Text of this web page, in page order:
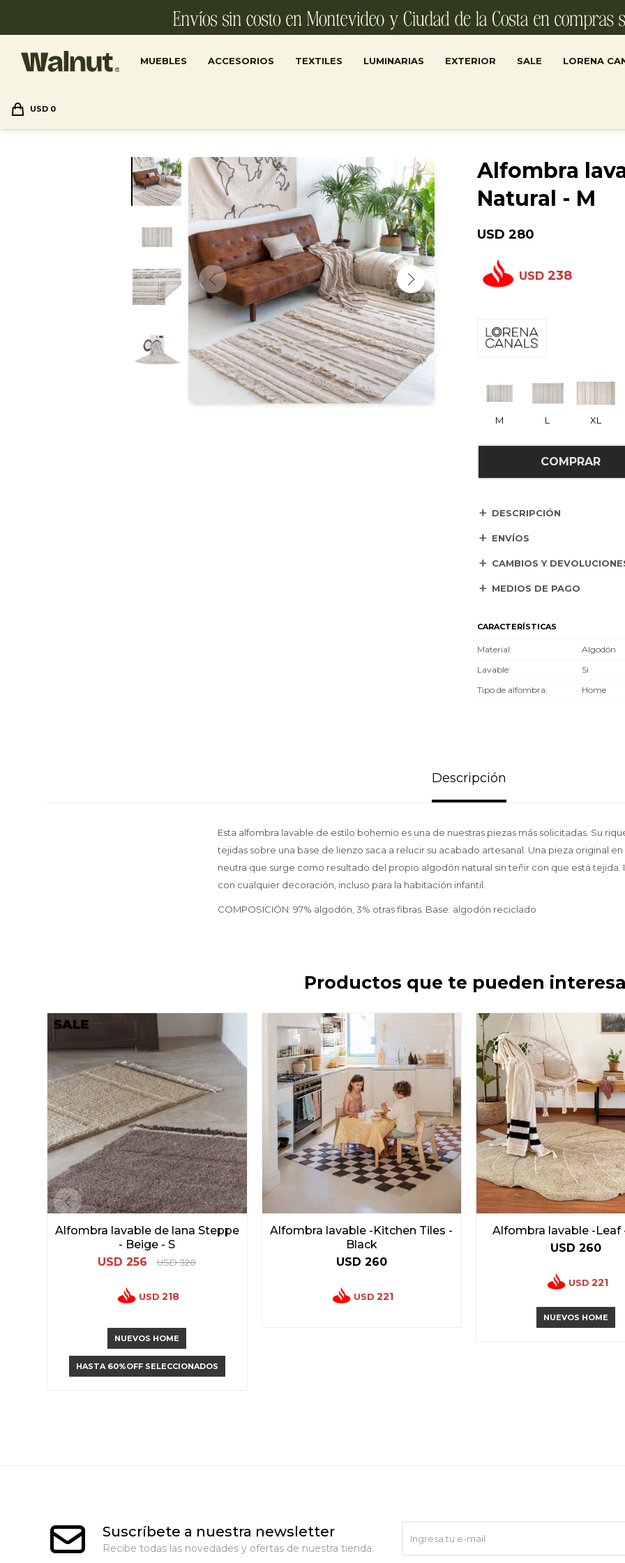
MUEBLES ACCESORIOS TEXTILES LUMINARIAS EXTERIOR SALE LORENA
USD 0
Alfombra
Natural - M
USD 280
USD 238
M L XL
COMPRAR
DESCRIPCIÓN
ENVÍOS
CAMBIOS Y
MEDIOS DE PAGO
CARACTERÍSTICAS
Material
Algodón
Lavable
Si
Tipo de alfombra
Home
Descripción
Esta alfombra lavable de estilo bohemio es una de nuestras piezas más solicitadas. Su
tejidas sobre una base de lienzo saca a relucir su acabado artesanal. Una pieza original
neutra que surge como resultado del propio algodón natural sin teñir con que está tejida.
con cualquier decoración, incluso para la habitación infantil.
COMPOSICIÓN: 97% algodón, 3% otras fibras. Base: algodón reciclado
Productos que te pueden
Alfombra lavable de lana Steppe
- Beige - S
USD 256 USD 320
USD 218
NUEVOS HOME
HASTA 60%OFF SELECCIONADOS
Alfombra lavable -Kitchen Tiles -
Black
USD 260
USD 221
Alfombra lavable -Leaf
USD 260
USD 221
NUEVOS HOME
Suscríbete a nuestra newsletter
Recibe todas las novedades y ofertas de nuestra tienda.